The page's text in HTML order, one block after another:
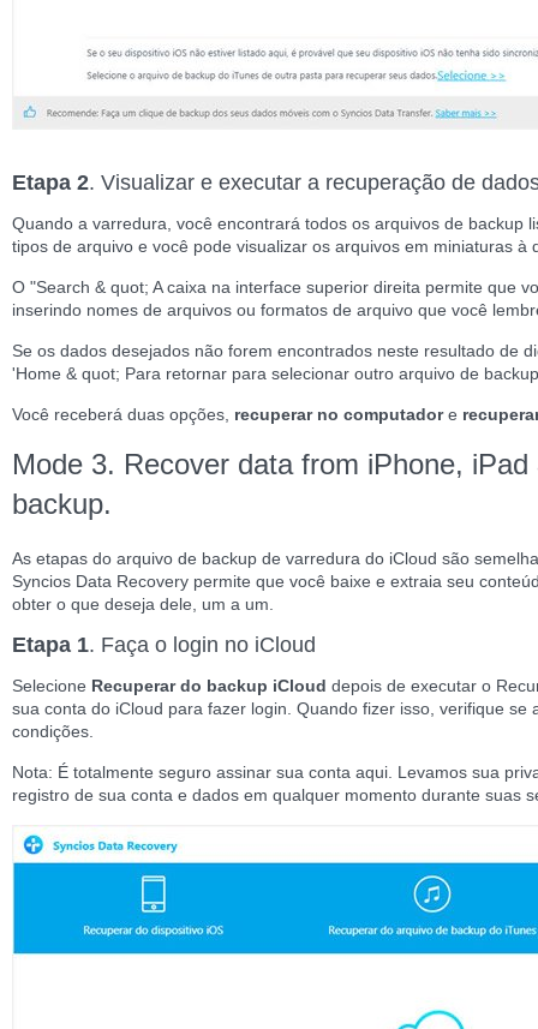
Etapa 2. Visualizar e executar a recuperação de
Quando a varredura, você encontrará todos os arquivos de backup
tipos de arquivo e você pode visualizar os arquivos em miniaturas à
O "Search & quot; A caixa na interface superior direita permite que
inserindo nomes de arquivos ou formatos de arquivo que você
Se os dados desejados não forem encontrados neste resultado de
'Home & quot; Para retornar para selecionar outro arquivo de
Você receberá duas opções, recuperar no computadore
Mode 3. Recover data from iPhone,
backup.
As etapas do arquivo de backup de varredura do iCloud são
Syncios Data Recovery permite que você baixe e extraia seu
obter o que deseja dele, um a um.
Etapa 1. Faça o login no iCloud
Selecione Recuperar do backup iCloud depois de executar o
sua conta do iCloud para fazer login. Quando fizer isso, verifique
condições.
Nota: É totalmente seguro assinar sua conta aqui. Levamos sua
registro de sua conta e dados em qualquer momento durante suas